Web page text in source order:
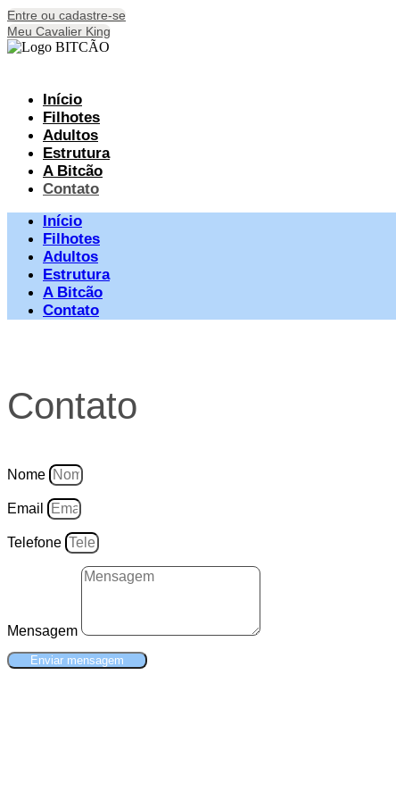
Ir
para
o
Entre ou cadastre-se
Meu Cavalier King
Início
Filhotes
Adultos
Estrutura
A Bitcão
Contato
Início
Filhotes
Adultos
Estrutura
A Bitcão
Contato
Contato
Nome
Email
Telefone
Mensagem
Enviar mensagem